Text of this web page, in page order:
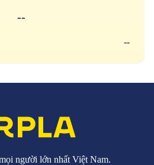
--
--
người lớn nhất Việt Nam.